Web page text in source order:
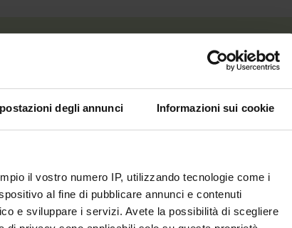
degli annunci Informazioni sui cookie
il vostro numero IP, utilizzando tecnologie come i
al fine di pubblicare annunci e contenuti
e sviluppare i servizi. Avete la possibilità di scegliere
normativo vigente: Italia e Francia a confronto